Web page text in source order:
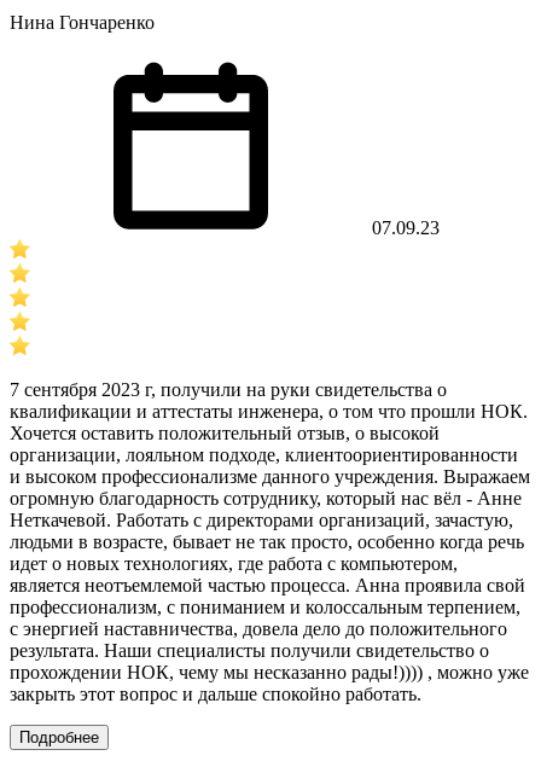
Нина Гончаренко
07.09.23
7 сентября 2023 г, получили на руки свидетельства о
квалификации и аттестаты инженера, о том что прошли НОК.
Хочется оставить положительный отзыв, о высокой
организации, лояльном подходе, клиентоориентированности
и высоком профессионализме данного учреждения. Выражаем
огромную благодарность сотруднику, который нас вёл - Анне
Неткачевой. Работать с директорами организаций, зачастую,
людьми в возрасте, бывает не так просто, особенно когда речь
идет о новых технологиях, где работа с компьютером,
является неотъемлемой частью процесса. Анна проявила свой
профессионализм, с пониманием и колоссальным терпением,
с энергией наставничества, довела дело до положительного
результата. Наши специалисты получили свидетельство о
прохождении НОК, чему мы несказанно рады!)))) , можно уже
закрыть этот вопрос и дальше спокойно работать.
Подробнее